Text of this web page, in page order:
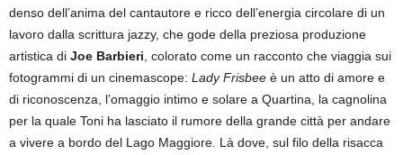
denso dell’anima del cantautore e ricco dell’energia circolare di un
lavoro dalla scrittura jazzy, che gode della preziosa produzione
artistica di Joe Barbieri , colorato come un racconto che viaggia sui
fotogrammi di un cinemascope: Lady Frisbee è un atto di amore e
di riconoscenza, l’omaggio intimo e solare a Quartina, la cagnolina
per la quale Toni ha lasciato il rumore della grande città per andare
a vivere a bordo del Lago Maggiore. Là dove, sul filo della risacca